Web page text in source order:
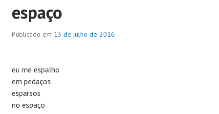
espaço
Publicado em 13 de julho de 2016
eu me espalho
em pedaços
esparsos
no espaço